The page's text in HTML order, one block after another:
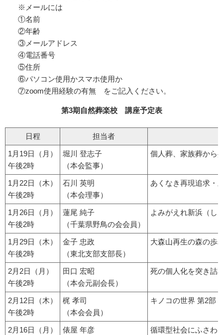
※メールには
①名前
②年齢
③メールアドレス
④電話番号
⑤住所
⑥パソコン使用かスマホ使用か
⑦zoom使用経験の有無 をご記入ください。
第3期自然葬楽校 講座予定表
日程 担当者
1月19日（月）
午後2時
堀川 登志子
（本会監事）
個人葬、家族葬から
1月22日（木）
午後2時
石川 英明
（本会理事）
あくなき再現追求・
1月26日（月）
午後2時
蓮尾 純子
（千葉県野鳥の会会員）
よみがえれ新浜（し
1月29日（木）
午後2時
金子 忠政
（東北支部支部長）
大森山再生の森の歩
2月2日（月）
午後2時
田口 宏昭
（本会元副会長）
死の個人化を突き詰
2月12日（木）
午後2時
梶 孝司
（本会会員）
キノコの世界 第2部
2月16日（月）
俵屋 年彦
循環型社会にふさわ